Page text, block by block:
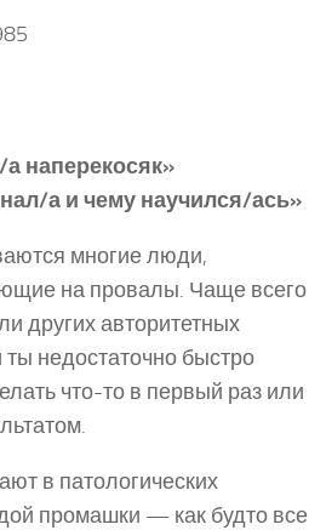
наперекосяк»
а и чему научился/ась»
многие люди,
на провалы. Чаще всего
других авторитетных
недостаточно быстро
что-то в первый раз или
в патологических
промашки — как будто все